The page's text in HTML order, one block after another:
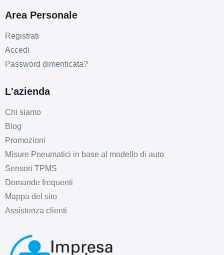
Area Personale
Registrati
Accedi
Password dimenticata?
L'azienda
Chi siamo
Blog
Promozioni
Misure Pneumatici in base al modello di auto
Sensori TPMS
Domande frequenti
Mappa del sito
Assistenza clienti